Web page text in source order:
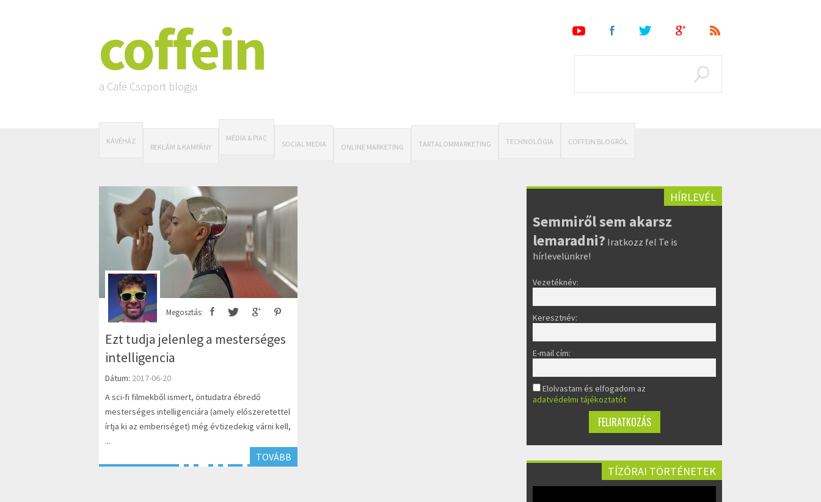
coffein
a Café Csoport blogja
KÁVÉHÁZ
REKLÁM & KAMPÁNY
MÉDIA & PIAC
SOCIAL MEDIA ONLINE MARKETING TARTALOMMARKETING TECHNOLÓGIA COFFEIN BLOGRÓL
Megosztás:
Ezt tudja jelenleg a mesterséges
intelligencia
Dátum: 2017-06-20
A sci-fi filmekből ismert, öntudatra ébredő
mesterséges intelligenciára (amely előszeretettel
írtja ki az emberiséget) még évtizedekig várni kell,
...
TOVÁBB
HÍRLEVÉL
Semmiről sem akarsz
lemaradni? Iratkozz fel Te is
hírlevelünkre!
Vezetéknév:
Keresztnév:
E-mail cím:
Elolvastam és elfogadom az
adatvédelmi tájékoztatót
TÍZÓRAI TÖRTÉNETEK